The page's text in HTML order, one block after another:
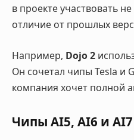
в проекте участвовать
отличие от прошлых
Например, Dojo 2
Он сочетал чипы Tesla и
компания хочет полной
Чипы AI5, AI6 и AI7